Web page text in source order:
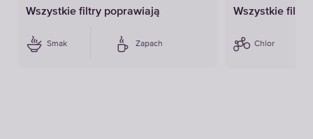
Wszystkie filtry poprawiają
Smak Zapach
Wszystkie filtry
Chlor